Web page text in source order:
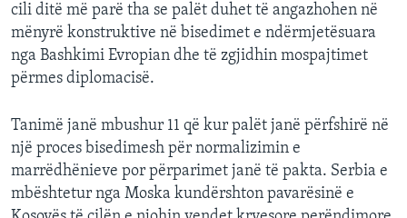
cili ditë më parë tha se palët duhet të angazhohen në
mënyrë konstruktive në bisedimet e ndërmjetësuara
nga Bashkimi Evropian dhe të zgjidhin mospajtimet
përmes diplomacisë.
Tanimë janë mbushur 11 që kur palët janë përfshirë në
një proces bisedimesh për normalizimin e
marrëdhënieve por përparimet janë të pakta. Serbia e
mbështetur nga Moska kundërshton pavarësinë e